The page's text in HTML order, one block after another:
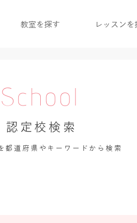
教室を探す レッスンを
定校検索
道府県やキーワードから検索